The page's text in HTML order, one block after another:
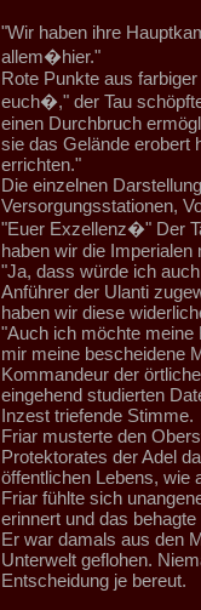
"Wir haben ihre
allem�hier."
Rote Punkte aus
euch�," der Tau
einen Durchbruch
sie das Gelände erobert
errichten."
Die einzelnen
Versorgungsstationen,
"Euer Exzellenz�" Der
haben wir die
"Ja, dass würde ich
Anführer der Ulanti
haben wir diese
"Auch ich möchte meine
mir meine bescheidene
Kommandeur der
eingehend studierten
Inzest triefende Stimme.
Friar musterte den
Protektorates der Adel
öffentlichen Lebens, wie
Friar fühlte sich
erinnert und das
Er war damals aus den
Unterwelt geflohen.
Entscheidung je bereut.